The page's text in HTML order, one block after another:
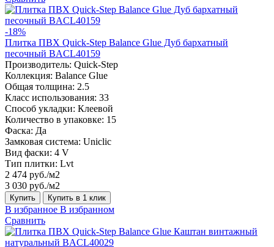
-18%
Плитка ПВХ Quick-Step Balance Glue Дуб бархатный
песочный BACL40159
Производитель: Quick-Step
Коллекция: Balance Glue
Общая толщина: 2.5
Класс использования: 33
Способ укладки: Клеевой
Количество в упаковке: 15
Фаска: Да
Замковая система: Uniclic
Вид фаски: 4 V
Тип плитки: Lvt
2 474 руб./м2
3 030 руб./м2
Купить Купить в 1 клик
В избранное В избранном
Сравнить